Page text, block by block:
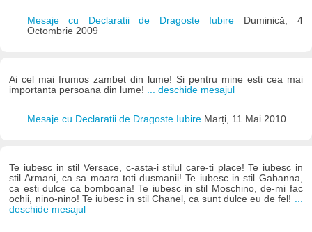
Mesaje cu Declaratii de Dragoste Iubire
Duminică, 4
Octombrie 2009
Ai cel mai frumos zambet din lume! Si pentru mine esti cea mai
importanta persoana din lume!
... deschide mesajul
Mesaje cu Declaratii de Dragoste Iubire Marți, 11 Mai 2010
Te iubesc in stil Versace, c-asta-i stilul care-ti place! Te iubesc in
stil Armani, ca sa moara toti dusmanii! Te iubesc in stil Gabanna,
ca esti dulce ca bomboana! Te iubesc in stil Moschino, de-mi fac
ochii, nino-nino! Te iubesc in stil Chanel, ca sunt dulce eu de fel!
deschide mesajul